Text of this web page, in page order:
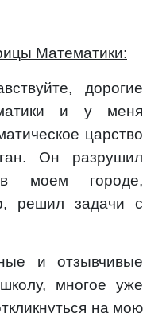
Математики:
дорогие
и у меня
царство
Он разрушил
в моем городе,
решил задачи с
и отзывчивые
многое уже
на мою